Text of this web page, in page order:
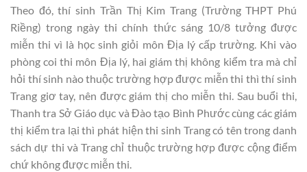
Theo đó, thí sinh Trần Thị Kim Trang (Trường THPT Phú
Riềng) trong ngày thi chính thức sáng 10/8 tưởng được
miễn thi vì là học sinh giỏi môn Địa lý cấp trường. Khi vào
phòng coi thi môn Địa lý, hai giám thị không kiểm tra mà chỉ
hỏi thí sinh nào thuộc trường hợp được miễn thi thì thí sinh
Trang giơ tay, nên được giám thị cho miễn thi. Sau buổi thi,
Thanh tra Sở Giáo dục và Đào tạo Bình Phước cùng các giám
thị kiểm tra lại thì phát hiện thi sinh Trang có tên trong danh
sách dự thi và Trang chỉ thuộc trường hợp được cộng điểm
chứ không được miễn thi.